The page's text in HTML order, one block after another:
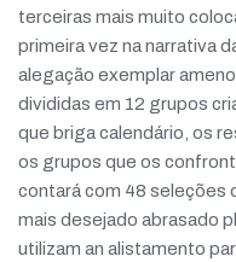
terceiras mais muito
primeira vez na narrativa
alegação exemplar
divididas em 12 grupos
que briga calendário, os
os grupos que os
contará com 48 seleções
mais desejado abrasado
utilizam an alistamento